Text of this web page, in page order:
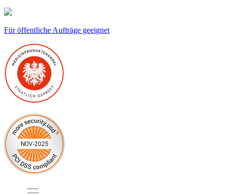
Für öffentliche Aufträge geeignet